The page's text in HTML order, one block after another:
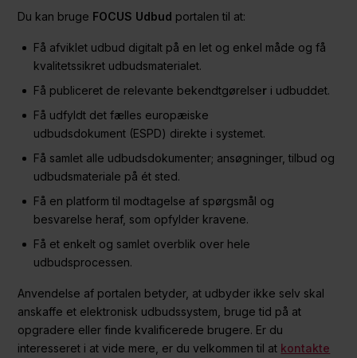
Du kan bruge FOCUS Udbud portalen til at:
Få afviklet udbud digitalt på en let og enkel måde og få
kvalitetssikret udbudsmaterialet.
Få publiceret de relevante bekendtgørelser i udbuddet.
Få udfyldt det fælles europæiske
udbudsdokument (ESPD) direkte i systemet.
Få samlet alle udbudsdokumenter; ansøgninger, tilbud og
udbudsmateriale på ét sted.
Få en platform til modtagelse af spørgsmål og
besvarelse heraf, som opfylder kravene.
Få et enkelt og samlet overblik over hele
udbudsprocessen.
Anvendelse af portalen betyder, at udbyder ikke selv skal
anskaffe et elektronisk udbudssystem, bruge tid på at
opgradere eller finde kvalificerede brugere. Er du
interesseret i at vide mere, er du velkommen til at kontakte